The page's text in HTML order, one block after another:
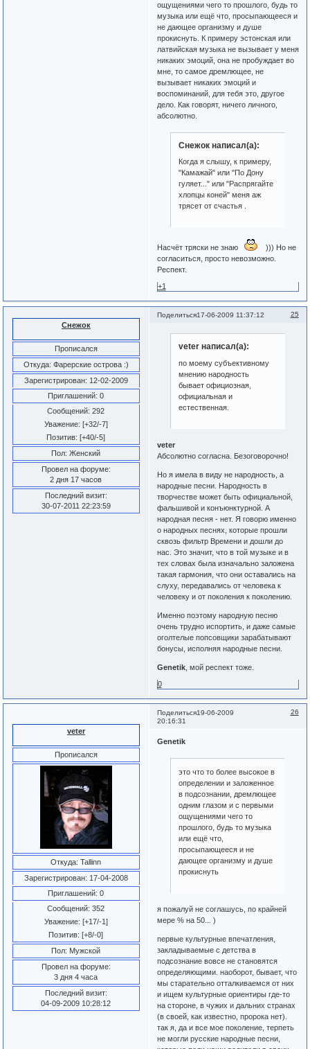
ощущениями чего то прошлого, будь то
музыка или ещё что, просыпающееся и
не дающее организму и душе
прокиснуть. К примеру эстонская или
латвийская музыка не вызывает у меня
никаких эмоций, она не пробуждает во
мне, то самое дремлющее, не
вызывает никаких эмоций и
воспоминаний, для тебя это, другое
дело. Как говорят, ничего личного,
абсолютно.
Снежок написал(а):
Когда я слышу, к примеру,
"Камажай" или "По Дону
гуляет..." или "Распрягайте
хлопцы коней" меня аж
трясет от счастья .
Насчёт тряски не знаю
))) Но не
согласиться, просто невозможно.
Респект.
+1
Поделиться 25
17-06-2009 11:37:12
Снежок
Прописался
Откуда: Фарерские острова :)
Зарегистрирован: 12-02-2009
Приглашений: 0
Сообщений: 292
Уважение: [+32/-7]
Позитив: [+40/-5]
Пол: Женский
Провел на форуме:
2 дня 17 часов
Последний визит:
30-07-2011 22:23:59
veter написал(а):
по моему субъективному
мнению народность
бывает официозная,
официальная и
естественная.
veter
Абсолютно согласна. Безоговорочно!
Но я имела в виду не народность, а
народные песни. Народность в
творчестве может быть официальной,
фальшивой и конъюнктурной. А
народная песня - нет. Я говорю именно
о народных песнях, которые прошли
сквозь фильтр Времени и дошли до
нас. Это значит, что в той музыке и в
тех словах была изначально заложена
такая гармония, что они оставались на
слуху, передавались от человека к
человеку и от поколения к поколению.
Именно поэтому народную песню
очень трудно испортить, и даже самые
оголтелые попсовщики зарабатывают
бонусы, исполняя народные песни.
Genetik, мой респект тоже.
0
Поделиться 26
19-06-2009
20:16:31
veter
Прописался
Откуда: Tallinn
Зарегистрирован: 17-04-2008
Приглашений: 0
Сообщений: 352
Уважение: [+17/-1]
Позитив: [+8/-0]
Пол: Мужской
Провел на форуме:
3 дня 4 часа
Последний визит:
04-09-2009 10:28:12
Genetik
это что то более высокое в
определении и заложенное
в подсознании, дремлющее
одним глазом и с первыми
ощущениями чего то
прошлого, будь то музыка
или ещё что,
просыпающееся и не
дающее организму и душе
прокиснуть
я пожалуй не соглашусь, по крайней
мере % на 50... )
первые культурные впечатления,
закладываемые с детства в
подсознание вовсе не становятся
определяющими. наоборот, бывает, что
мы старательно отталкиваемся от них
и ищем культурные ориентиры где-то
на стороне, в чужих и дальних странах
(в своей, как известно, пророка нет).
так я, да и все мое поколение, терпеть
не могли русские народные песни,